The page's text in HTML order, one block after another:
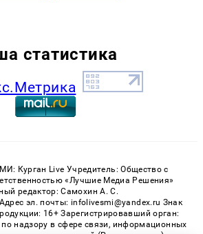
статистика
Курган Live Учредитель: Общество с
«Лучшие Медиа Решения»
редактор: Самохин А. С.
эл. почты: infolivesmi@yandex.ru Знак
16+ Зарегистрировавший орган:
надзору в сфере связи, информационных